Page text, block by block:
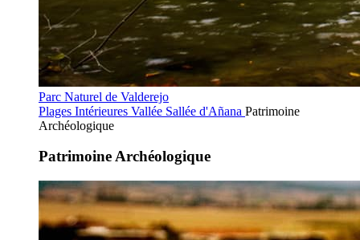
Parc Naturel de Valderejo
Plages Intérieures Vallée Sallée d'Añana Patrimoine
Archéologique
Patrimoine Archéologique